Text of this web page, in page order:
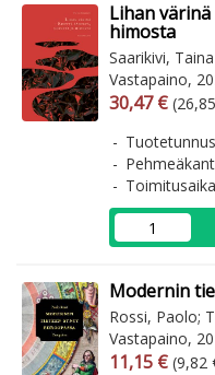
Lihan
himosta
Saarikivi, Taina
Vastapaino,
30,47 €
Modernin
Rossi, Paolo;
Vastapaino,
11,15 € (9,82